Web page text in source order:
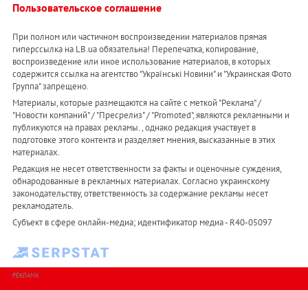
Пользовательское соглашение
При полном или частичном воспроизведении материалов прямая
гиперссылка на LB.ua обязательна! Перепечатка, копирование,
воспроизведение или иное использование материалов, в которых
содержится ссылка на агентство "Українськi Новини" и "Украинская Фото
Группа" запрещено.
Материалы, которые размещаются на сайте с меткой "Реклама" /
"Новости компаний" / "Пресрелиз" / "Promoted", являются рекламными и
публикуются на правах рекламы. , однако редакция участвует в
подготовке этого контента и разделяет мнения, высказанные в этих
материалах.
Редакция не несет ответственности за факты и оценочные суждения,
обнародованные в рекламных материалах. Согласно украинскому
законодательству, ответственность за содержание рекламы несет
рекламодатель.
Субъект в сфере онлайн-медиа; идентификатор медиа - R40-05097
РЕКЛАМА